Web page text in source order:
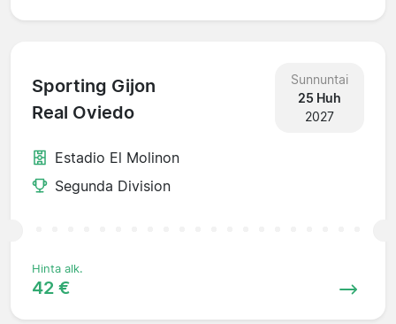
Sporting Gijon
Real Oviedo
Sunnuntai
25 Huh
2027
Estadio El Molinon
Segunda Division
Hinta alk.
42 €